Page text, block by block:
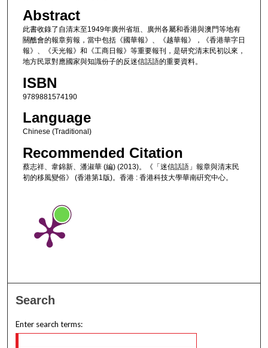
Abstract
此書收錄了自清末至1949年廣州省垣、廣州各屬和香港與澳門等地有
關醮會的報章剪報，當中包括《國華報》、《越華報》，《香港華字日
報》、《天光報》和《工商日報》等重要報刊，是研究清末民初以來，
地方民眾對應國家與知識份子的反迷信話語的重要資料。
ISBN
9789881574190
Language
Chinese (Traditional)
Recommended Citation
蔡志祥、韋錦新、潘淑華 (編) (2013)。《「迷信話語」報章與清末民
初的移風變俗》 (香港第1版)。香港 : 香港科技大學華南硏究中心。
Search
Enter search terms: